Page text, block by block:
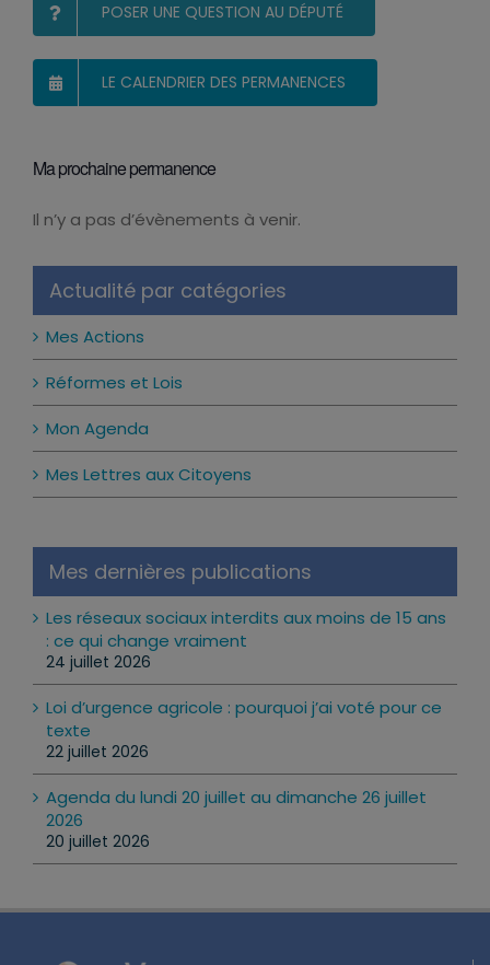
POSER UNE QUESTION AU DÉPUTÉ
LE CALENDRIER DES PERMANENCES
Ma prochaine permanence
Notice
Il n’y a pas d’évènements à venir.
Actualité par catégories
Mes Actions
Réformes et Lois
Mon Agenda
Mes Lettres aux Citoyens
Mes dernières publications
Les réseaux sociaux interdits aux moins de 15 ans
: ce qui change vraiment
24 juillet 2026
Loi d’urgence agricole : pourquoi j’ai voté pour ce
texte
22 juillet 2026
Agenda du lundi 20 juillet au dimanche 26 juillet
2026
20 juillet 2026